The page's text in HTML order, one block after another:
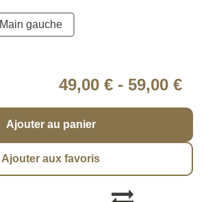
Main gauche
49,00 € - 59,00 €
Ajouter au panier
Ajouter aux favoris